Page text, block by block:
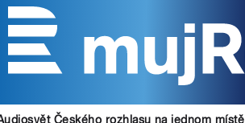
Českého rozhlasu na jednom místě